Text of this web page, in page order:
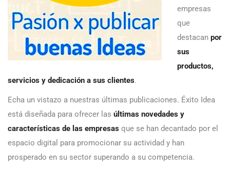
empresas
que
destacan por
sus
productos,
servicios y dedicación a sus clientes.
Echa un vistazo a nuestras últimas publicaciones. Éxito Idea
está diseñada para ofrecer las últimas novedades y
características de las empresas que se han decantado por el
espacio digital para promocionar su actividad y han
prosperado en su sector superando a su competencia.